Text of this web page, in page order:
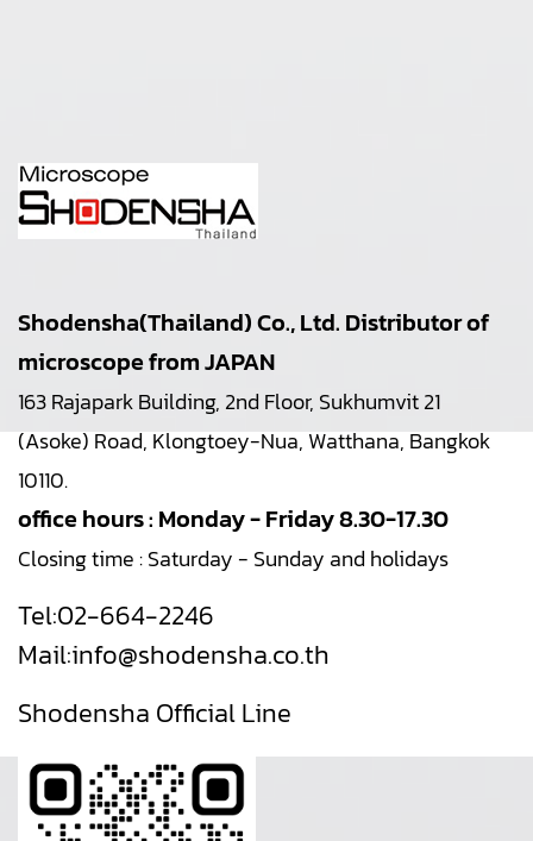
Shodensha(Thailand) Co., Ltd. Distributor of
microscope from JAPAN
163 Rajapark Building, 2nd Floor, Sukhumvit 21
(Asoke) Road, Klongtoey-Nua, Watthana, Bangkok
10110.
office hours : Monday - Friday 8.30-17.30
Closing time : Saturday - Sunday and holidays
Tel:02-664-2246
Mail:info@shodensha.co.th
Shodensha Official Line